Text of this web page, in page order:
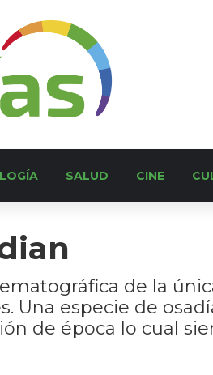
SALUD CINE
de la
Una especie de
de época lo cual